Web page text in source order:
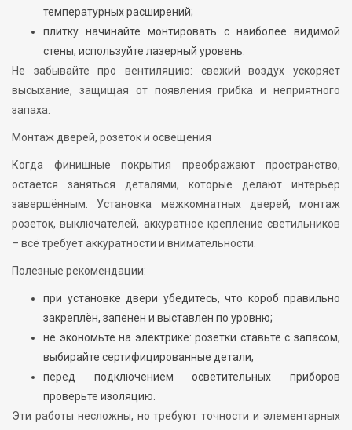
температурных расширений;
плитку начинайте монтировать с наиболее видимой
стены, используйте лазерный уровень.
Не забывайте про вентиляцию: свежий воздух ускоряет
высыхание, защищая от появления грибка и неприятного
запаха.
Монтаж дверей, розеток и освещения
Когда финишные покрытия преображают пространство,
остаётся заняться деталями, которые делают интерьер
завершённым. Установка межкомнатных дверей, монтаж
розеток, выключателей, аккуратное крепление светильников
– всё требует аккуратности и внимательности.
Полезные рекомендации:
при установке двери убедитесь, что короб правильно
закреплён, запенен и выставлен по уровню;
не экономьте на электрике: розетки ставьте с запасом,
выбирайте сертифицированные детали;
перед подключением осветительных приборов
проверьте изоляцию.
Эти работы несложны, но требуют точности и элементарных